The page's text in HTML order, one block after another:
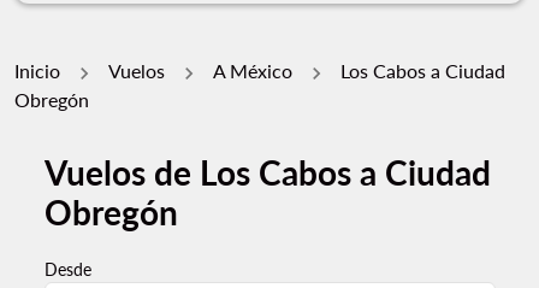
Inicio Vuelos A México
Los Cabos a Ciudad
Obregón
Vuelos de Los Cabos a Ciudad
Obregón
Desde